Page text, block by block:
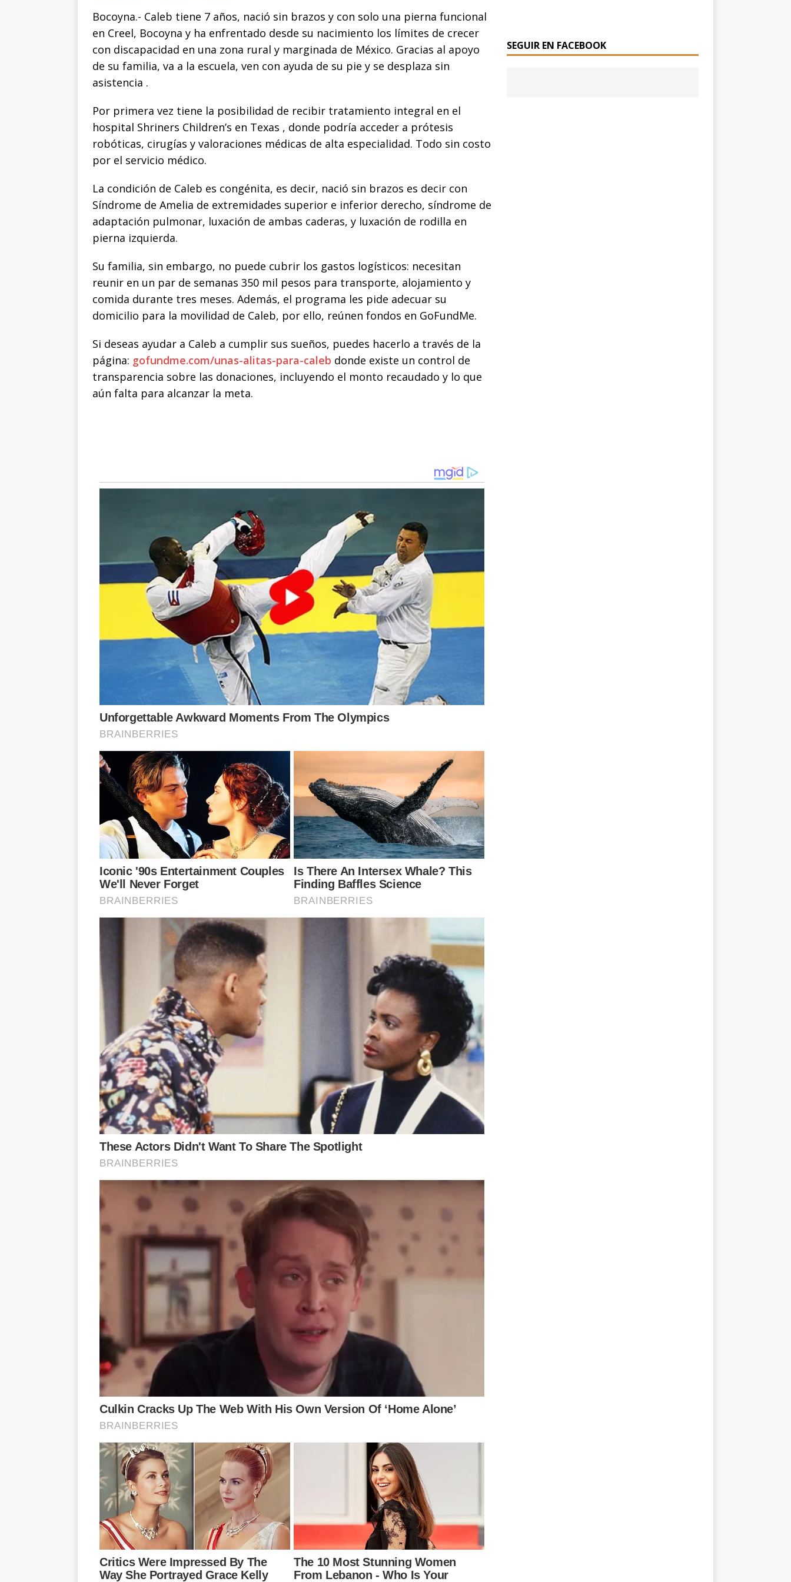
c
e
b
o
k
it
te
r
m
ai
l
at
s
A
p
y
Li
m
p
ar
Bocoyna.- Caleb tiene 7 años, nació sin brazos y con solo una pierna funcional
en Creel, Bocoyna y ha enfrentado desde su nacimiento los límites de crecer
con discapacidad en una zona rural y marginada de México. Gracias al apoyo
de su familia, va a la escuela, ven con ayuda de su pie y se desplaza sin
asistencia .
Por primera vez tiene la posibilidad de recibir tratamiento integral en el
hospital Shriners Children’s en Texas , donde podría acceder a prótesis
robóticas, cirugías y valoraciones médicas de alta especialidad. Todo sin costo
por el servicio médico.
La condición de Caleb es congénita, es decir, nació sin brazos es decir con
Síndrome de Amelia de extremidades superior e inferior derecho, síndrome de
adaptación pulmonar, luxación de ambas caderas, y luxación de rodilla en
pierna izquierda.
Su familia, sin embargo, no puede cubrir los gastos logísticos: necesitan
reunir en un par de semanas 350 mil pesos para transporte, alojamiento y
comida durante tres meses. Además, el programa les pide adecuar su
domicilio para la movilidad de Caleb, por ello, reúnen fondos en GoFundMe.
Si deseas ayudar a Caleb a cumplir sus sueños, puedes hacerlo a través de la
página: gofundme.com/unas-alitas-para-caleb donde existe un control de
transparencia sobre las donaciones, incluyendo el monto recaudado y lo que
aún falta para alcanzar la meta.
SEGUIR EN FACEBOOK